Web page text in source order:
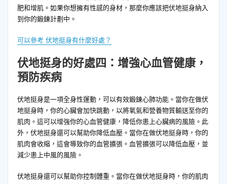
肥和增肌。如果你想擁有性感的身材，那麼你應該把伏地挺身納入
到你的鍛鍊計劃中。
可以參考 伏地挺身有什麼好處？
伏地挺身的好處四：增強心血管健康，
預防疾病
伏地挺身是一項全身性運動，可以有效鍛鍊心肺功能。當你在做伏
地挺身時，你的心臟會加快跳動，以將氧氣和營養物質輸送至你的
肌肉。這可以增強你的心血管健康，降低你患上心臟病的風險。此
外，伏地挺身還可以幫助你降低血壓。當你在做伏地挺身時，你的
肌肉會收縮，這會導致你的血管擴張。血管擴張可以降低血壓，並
減少患上中風的風險。
伏地挺身還可以幫助你控制體重。當你在做伏地挺身時，你的肌肉